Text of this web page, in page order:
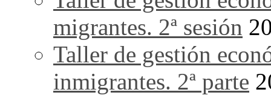
migrantes. 2ª sesión
Taller de gestión
inmigrantes. 2ª parte